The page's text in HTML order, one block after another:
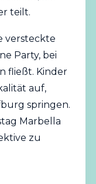
teilt.
versteckte
Party, bei
fließt. Kinder
auf,
springen.
Marbella
zu